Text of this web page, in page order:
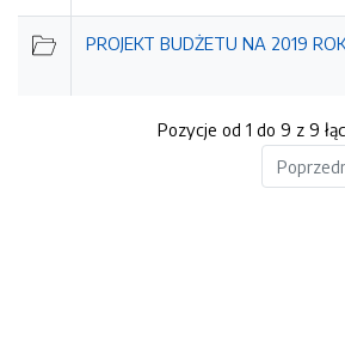
PROJEKT BUDŻETU NA 2019
Pozycje od 1 do 9 z 9